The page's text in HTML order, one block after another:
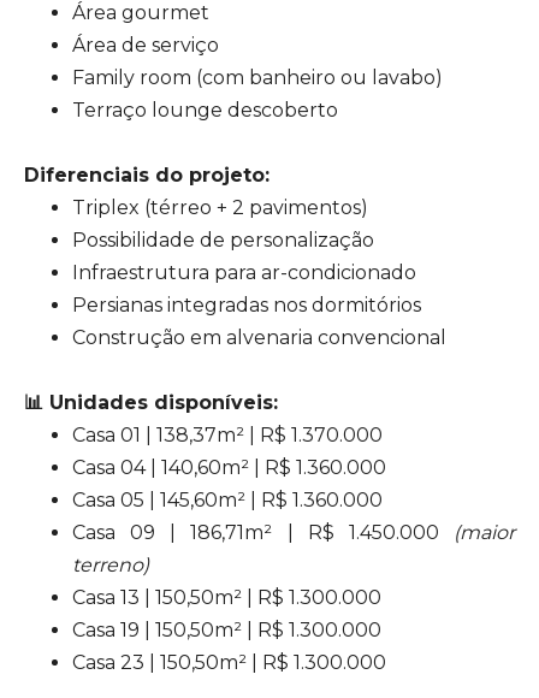
Área gourmet
Área de serviço
Family room (com banheiro ou lavabo)
Terraço lounge descoberto
Diferenciais do projeto:
Triplex (térreo + 2 pavimentos)
Possibilidade de personalização
Infraestrutura para ar-condicionado
Persianas integradas nos dormitórios
Construção em alvenaria convencional
📊 Unidades disponíveis:
Casa 01 | 138,37m² | R$ 1.370.000
Casa 04 | 140,60m² | R$ 1.360.000
Casa 05 | 145,60m² | R$ 1.360.000
Casa 09 | 186,71m² | R$ 1.450.000
(maior
terreno)
Casa 13 | 150,50m² | R$ 1.300.000
Casa 19 | 150,50m² | R$ 1.300.000
Casa 23 | 150,50m² | R$ 1.300.000